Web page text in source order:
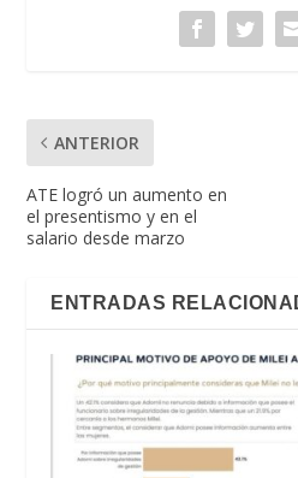
ANTERIOR
ATE logró un aumento en
el presentismo y en el
salario desde marzo
ENTRADAS